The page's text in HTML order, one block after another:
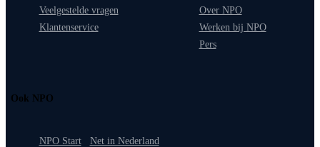
Veelgestelde vragen
Klantenservice
Over NPO
Werken bij NPO
Pers
Ook NPO
NPO Start
Net in Nederland